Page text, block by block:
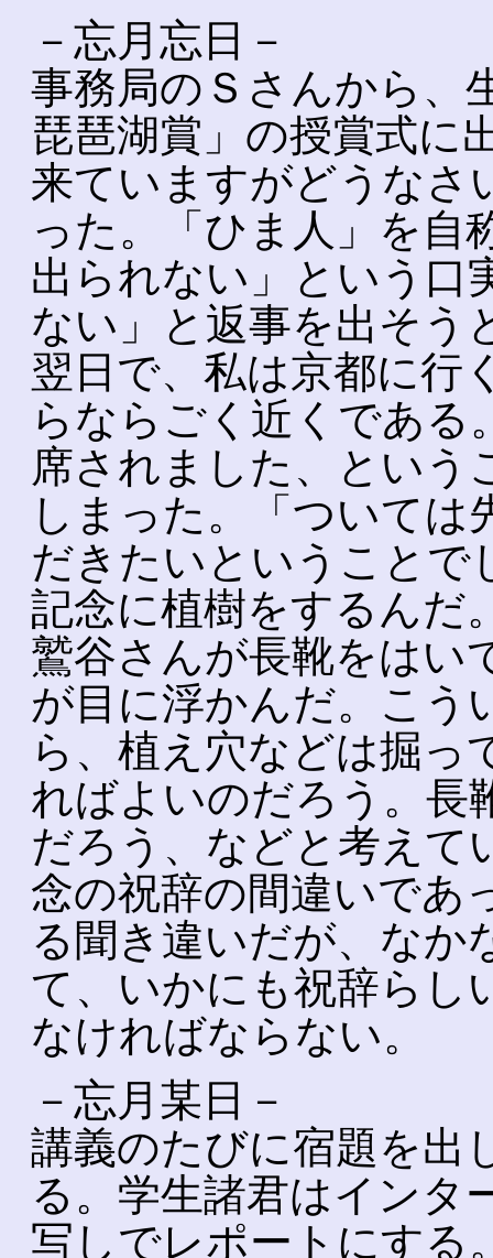
－忘月忘日－
事務局のＳさんから、
琵琶湖賞」の授賞式に
来ていますがどうなさ
った。「ひま人」を自
出られない」という口
ない」と返事を出そう
翌日で、私は京都に行
らならごく近くである
席されました、という
しまった。「ついては
だきたいということで
記念に植樹をするんだ
鷲谷さんが長靴をはい
が目に浮かんだ。こう
ら、植え穴などは掘っ
ればよいのだろう。長
だろう、などと考えて
念の祝辞の間違いであ
る聞き違いだが、なか
て、いかにも祝辞らし
なければならない。
－忘月某日－
講義のたびに宿題を出
る。学生諸君はインタ
写しでレポートにする